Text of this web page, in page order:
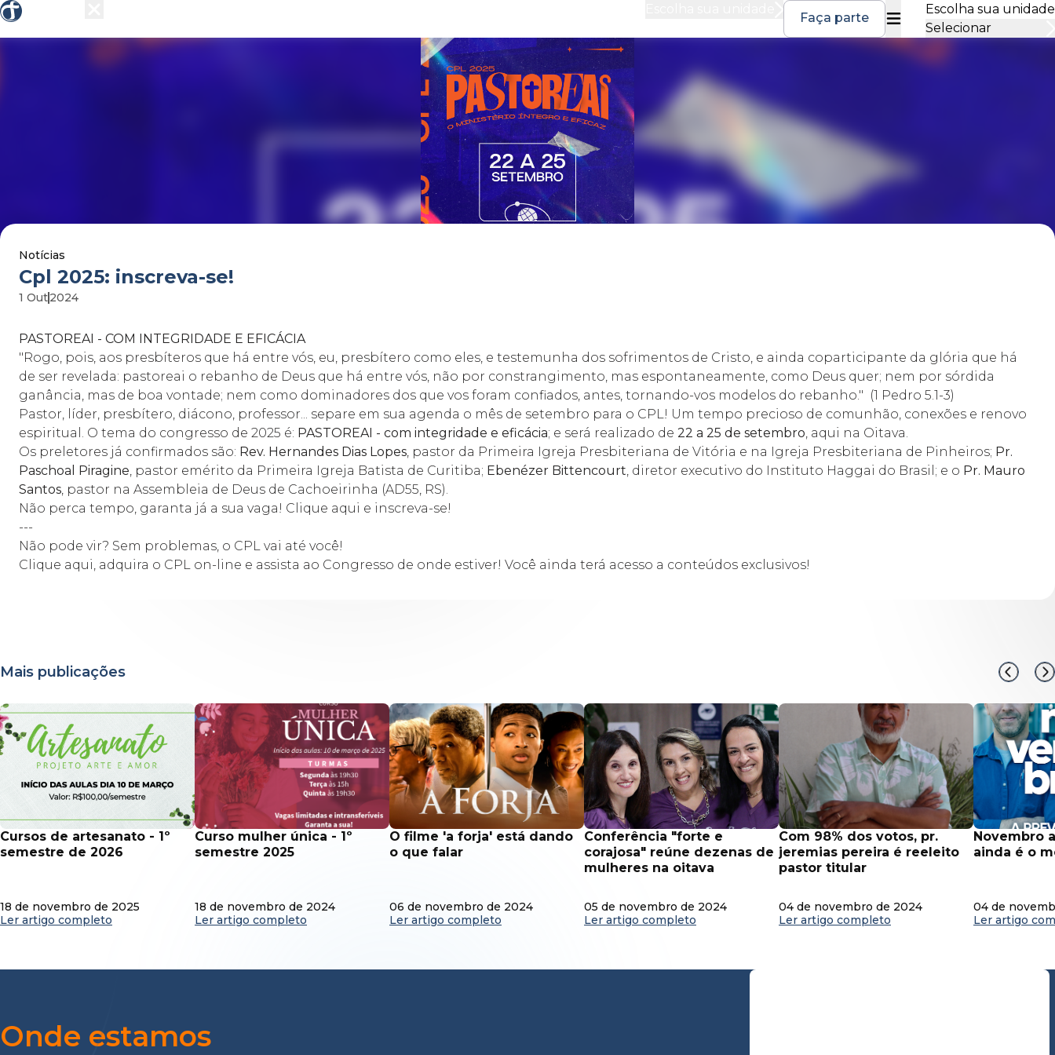
Faça parte
Escolha sua unidade
Selecionar
Notícias
cpl 2025: inscreva-se!
1 Out2024
PASTOREAI - COM INTEGRIDADE E EFICÁCIA
"Rogo, pois, aos presbíteros que há entre vós, eu, presbítero como eles, e testemunha dos sofrimentos de Cristo, e ainda coparticipante da glória que há
de ser revelada: pastoreai o rebanho de Deus que há entre vós, não por constrangimento, mas espontaneamente, como Deus quer; nem por sórdida
ganância, mas de boa vontade; nem como dominadores dos que vos foram confiados, antes, tornando-vos modelos do rebanho." (1 Pedro 5.1-3)
Pastor, líder, presbítero, diácono, professor... separe em sua agenda o mês de setembro para o CPL! Um tempo precioso de comunhão, conexões e renovo
espiritual. O tema do congresso de 2025 é: PASTOREAI - com integridade e eficácia; e será realizado de 22 a 25 de setembro, aqui na Oitava.
Os preletores já confirmados são: Rev. Hernandes Dias Lopes, pastor da Primeira Igreja Presbiteriana de Vitória e na Igreja Presbiteriana de Pinheiros; Pr.
Paschoal Piragine, pastor emérito da Primeira Igreja Batista de Curitiba; Ebenézer Bittencourt, diretor executivo do Instituto Haggai do Brasil; e o Pr. Mauro
Santos, pastor na Assembleia de Deus de Cachoeirinha (AD55, RS).
Não perca tempo, garanta já a sua vaga! Clique aqui e inscreva-se!
---
Não pode vir? Sem problemas, o CPL vai até você!
Clique aqui, adquira o CPL on-line e assista ao Congresso de onde estiver! Você ainda terá acesso a conteúdos exclusivos!
Mais publicações
cursos de artesanato - 1º
semestre de 2026
18 de novembro de 2025
Ler artigo completo
curso mulher única - 1º
semestre 2025
18 de novembro de 2024
Ler artigo completo
o filme 'a forja' está dando
o que falar
06 de novembro de 2024
Ler artigo completo
conferência "forte e
corajosa" reúne dezenas de
mulheres na oitava
05 de novembro de 2024
Ler artigo completo
com 98% dos votos, pr.
jeremias pereira é reeleito
pastor titular
04 de novembro de 2024
Ler artigo completo
novembro azul: a prevenção
ainda é o
04 de
Ler artigo
Onde estamos